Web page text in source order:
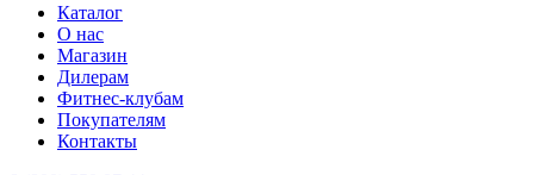
Каталог
О нас
Магазин
Дилерам
Фитнес-клубам
Покупателям
Контакты